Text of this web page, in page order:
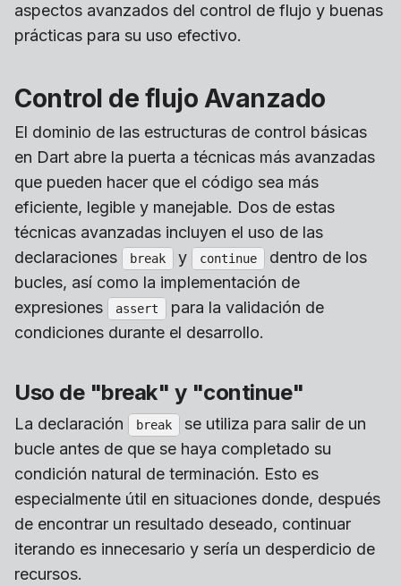
aspectos avanzados del control de flujo y buenas
prácticas para su uso efectivo.
Control de flujo Avanzado
El dominio de las estructuras de control básicas
en Dart abre la puerta a técnicas más avanzadas
que pueden hacer que el código sea más
eficiente, legible y manejable. Dos de estas
técnicas avanzadas incluyen el uso de las
declaraciones
break y continue
dentro de los
bucles, así como la implementación de
expresiones
assert
para la validación de
condiciones durante el desarrollo.
Uso de "break" y "continue"
La declaración break
se utiliza para salir de un
bucle antes de que se haya completado su
condición natural de terminación. Esto es
especialmente útil en situaciones donde, después
de encontrar un resultado deseado, continuar
iterando es innecesario y sería un desperdicio de
recursos.